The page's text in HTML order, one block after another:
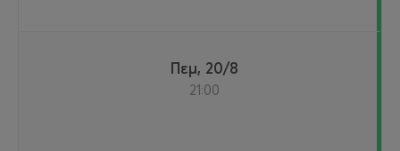
Πεμ, 20/8
21:00